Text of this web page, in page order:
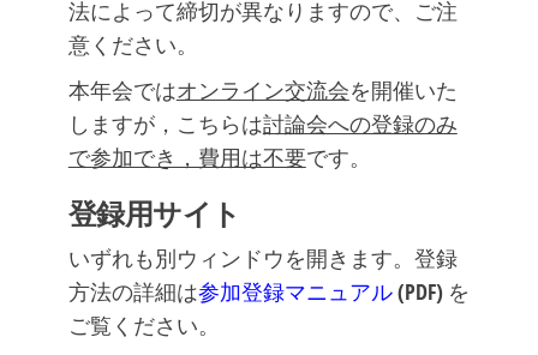
法によって締切が異なりますので、ご注
意ください。
本年会ではオンライン交流会を開催いた
しますが，こちらは討論会への登録のみ
で参加でき，費用は不要です。
登録用サイト
いずれも別ウィンドウを開きます。登録
方法の詳細は参加登録マニュアル(PDF) を
ご覧ください。